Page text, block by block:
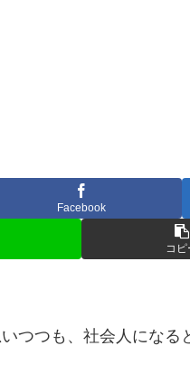
Facebook
コピ
つつも、社会人になる